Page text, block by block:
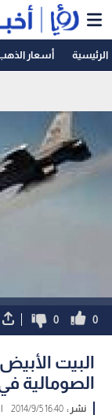
الرئيسية أسعار
0
0
البيت
الصومالية
نشر :16:40 2014/9/5
|